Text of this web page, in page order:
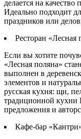
делается на
Идеально подходит
праздников или
Ресторан «Лесная
Если вы хотите
«Лесная поляна»
выполнен в
элементов и
русская кухня: щи,
традиционной кухни
предложения и
Кафе-бар